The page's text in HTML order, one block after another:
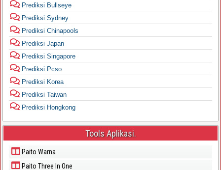
Prediksi Bullseye
Prediksi Sydney
Prediksi Chinapools
Prediksi Japan
Prediksi Singapore
Prediksi Pcso
Prediksi Korea
Prediksi Taiwan
Prediksi Hongkong
Tools Aplikasi.
Paito Warna
Paito Three In One